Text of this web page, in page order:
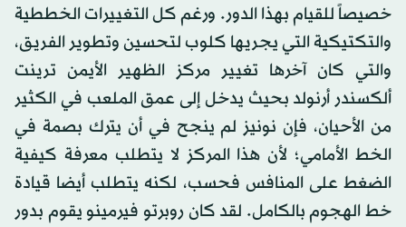
خصيصاً للقيام بهذا الدور. ورغم كل التغييرات الخططية
والتكتيكية التي يجريها كلوب لتحسين وتطوير الفريق،
والتي كان آخرها تغيير مركز الظهير الأيمن ترينت
ألكسندر أرنولد بحيث يدخل إلى عمق الملعب في الكثير
من الأحيان، فإن نونيز لم ينجح في أن يترك بصمة في
الخط الأمامي؛ لأن هذا المركز لا يتطلب معرفة كيفية
الضغط على المنافس فحسب، لكنه يتطلب أيضا قيادة
خط الهجوم بالكامل. لقد كان روبرتو فيرمينو يقوم بدور